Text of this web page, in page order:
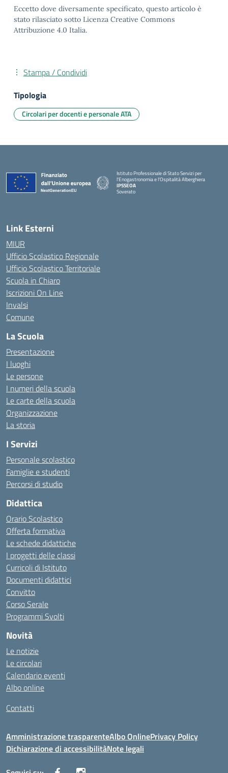
Eccetto dove diversamente specificato, questo articolo è
stato rilasciato sotto Licenza Creative Commons
Attribuzione 4.0 Italia.
Stampa / Condividi
Tipologia
Circolari per docenti e personale ATA
Istituto Professionale di Stato Servizi per
l'Enogastronomia e l'Ospitalità Alberghiera
IPSSEOA
Soverato
Link Esterni
MIUR
Ufficio Scolastico Regionale
Ufficio Scolastico Territoriale
Scuola in Chiaro
Iscrizioni On Line
Invalsi
Comune
La Scuola
Presentazione
I luoghi
Le persone
I numeri della scuola
Le carte della scuola
Organizzazione
La storia
I Servizi
Personale scolastico
Famiglie e studenti
Percorsi di studio
Didattica
Orario Scolastico
Offerta formativa
Le schede didattiche
I progetti delle classi
Curricoli di Istituto
Documenti didattici
Convitto
Corso Serale
Programmi Svolti
Novità
Le notizie
Le circolari
Calendario eventi
Albo online
Contatti
Amministrazione trasparenteAlbo OnlinePrivacy Policy
Dichiarazione di accessibilitàNote legali